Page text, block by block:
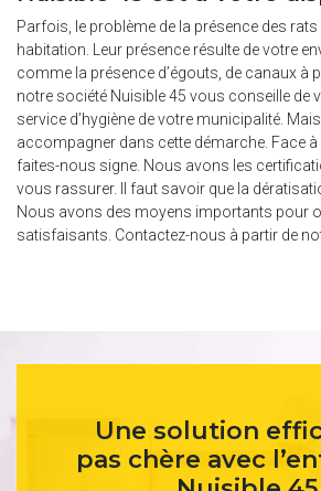
Parfois, le problème de la présence des
habitation. Leur présence résulte de votre
comme la présence d’égouts, de canaux à
notre société Nuisible 45 vous conseille de
service d’hygiène de votre municipalité.
accompagner dans cette démarche. Face
faites-nous signe. Nous avons les
vous rassurer. Il faut savoir que la
Nous avons des moyens importants pour
satisfaisants. Contactez-nous à partir de
Une solution
pas chère avec